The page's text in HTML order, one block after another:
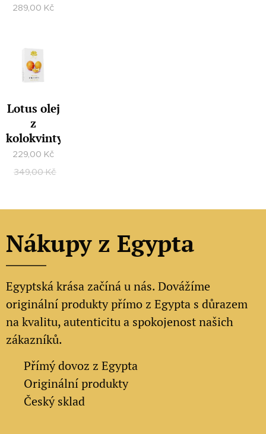
289,00 Kč
Lotus olej
z
kolokvinty
229,00 Kč
349,00Kč
Nákupy z Egypta
Egyptská krása začíná u nás. Dovážíme
originální produkty přímo z Egypta s důrazem
na kvalitu, autenticitu a spokojenost našich
zákazníků.
Přímý dovoz z Egypta
Originální produkty
✔ Český sklad